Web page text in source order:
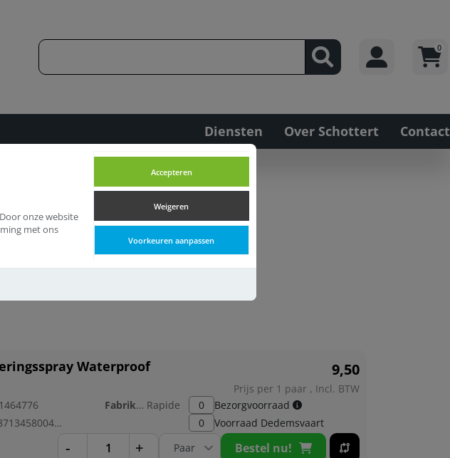
onze website
met ons
Accepteren
Weigeren
Voorkeuren aanpassen
0
Diensten Over Schottert Contact
Waterproof
9,50
Prijs per 1 paar , Incl. BTW
1464776 Fabrikant: Rapide
8714666570266,8713458004187
0
Bezorgvoorraad
0
Voorraad Dedemsvaart
- + Bestel nu!